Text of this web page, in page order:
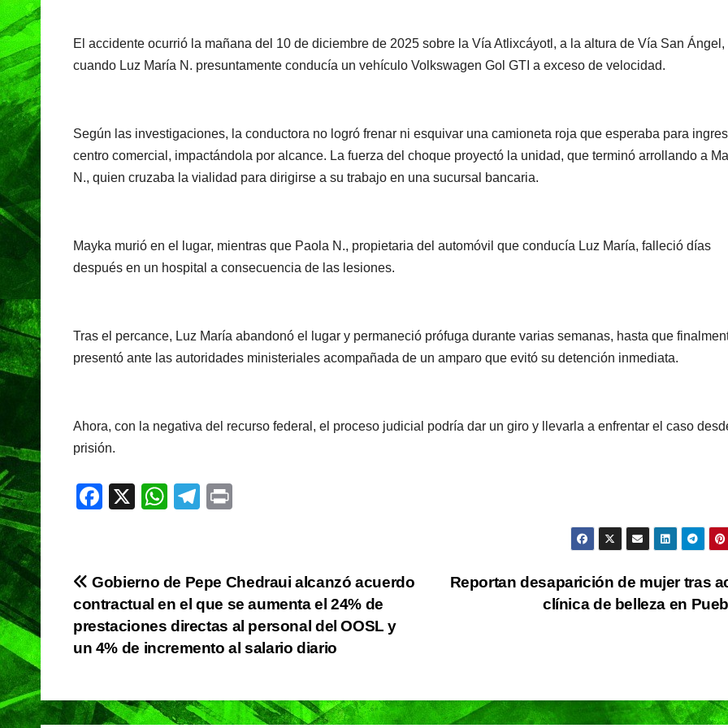
El accidente ocurrió la mañana del 10 de diciembre de 2025 sobre la Vía Atlixcáyotl, a la altura de Vía San Ángel,
cuando Luz María N. presuntamente conducía un vehículo Volkswagen Gol GTI a exceso de velocidad.
Según las investigaciones, la conductora no logró frenar ni esquivar una camioneta roja que esperaba para
centro comercial, impactándola por alcance. La fuerza del choque proyectó la unidad, que terminó arrollando a
N., quien cruzaba la vialidad para dirigirse a su trabajo en una sucursal bancaria.
Mayka murió en el lugar, mientras que Paola N., propietaria del automóvil que conducía Luz María, falleció días
después en un hospital a consecuencia de las lesiones.
Tras el percance, Luz María abandonó el lugar y permaneció prófuga durante varias semanas, hasta que
presentó ante las autoridades ministeriales acompañada de un amparo que evitó su detención inmediata.
Ahora, con la negativa del recurso federal, el proceso judicial podría dar un giro y llevarla a enfrentar el caso
prisión.
F
e
b
o
o
X
W
s
A
p
p
T
gr
a
m
Navegación
de
entradas
Reportan desaparición de mujer tras
clínica de belleza en
Gobierno de Pepe Chedraui alcanzó acuerdo
contractual en el que se aumenta el 24% de
prestaciones directas al personal del OOSL y
un 4% de incremento al salario diario
VIDA │ ESTILO
Carmelitas
que conquista
de Ixtapa-
Zihuatanejo
ANDRADE CRUZ
TENDENCIA VIDA
Oreo®
ANDRADE CRUZ
NACIONAL RELIGIÓN
Sheinbaum
León a México
NACIONAL